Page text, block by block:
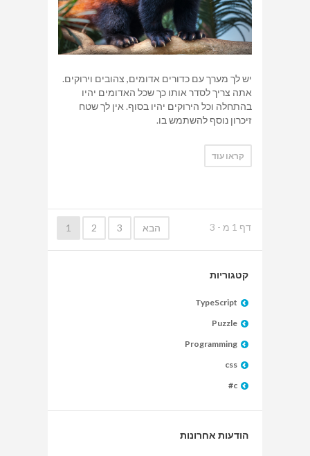
יש לך מערך עם כדורים אדומים, צהובים וירוקים.
אתה צריך לסדר אותו כך שכל האדומים יהיו
בהתחלה וכל הירוקים יהיו בסוף. אין לך שטח
זיכרון נוסף להשתמש בו.
קראו עוד
1 2 3 הבא דף 1 מ - 3
קטגוריות
TypeScript
Puzzle
Programming
css
c#
הודעות אחרונות